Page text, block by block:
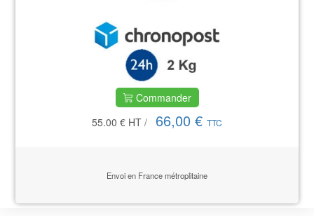
Commander
55.00 € HT / 66,00 € TTC
Envoi en France métroplitaine